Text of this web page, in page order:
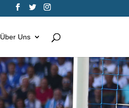
Über Uns